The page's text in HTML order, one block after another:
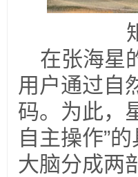
在张海星
用户通过自
码。为此，
自主操作”
大脑分成两